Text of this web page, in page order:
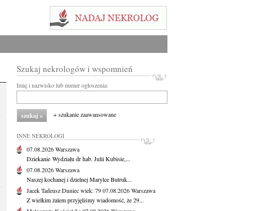
Szukaj nekrologów i wspomnień
Imię i nazwisko lub numer ogłoszenia:
+ szukanie zaawansowane
INNE NEKROLOGI
07.08.2026Warszawa
Dziekanie Wydziału dr hab. Julii Kubisie,...
07.08.2026Warszawa
Naszej kochanej i dzielnej Marylce Butruk...
Jacek Tadeusz Duniecwiek: 7907.08.2026Warszawa
Z wielkim żalem przyjęliśmy wiadomość, że 29...